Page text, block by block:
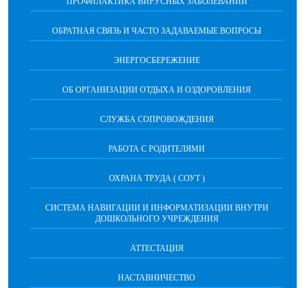
ОБРАТНАЯ СВЯЗЬ И ЧАСТО ЗАДАВАЕМЫЕ ВОПРОСЫ
ЭНЕРГОСБЕРЕЖЕНИЕ
ОБ ОРГАНИЗАЦИИ ОТДЫХА И ОЗДОРОВЛЕНИЯ
СЛУЖБА СОПРОВОЖДЕНИЯ
РАБОТА С РОДИТЕЛЯМИ
ОХРАНА ТРУДА ( СОУТ )
СИСТЕМА НАВИГАЦИИ И ИНФОРМАТИЗАЦИИ ВНУТРИ
ДОШКОЛЬНОГО УЧРЕЖДЕНИЯ
АТТЕСТАЦИЯ
НАСТАВНИЧЕСТВО